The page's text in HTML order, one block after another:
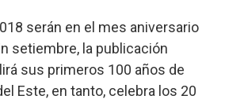
serán en el mes aniversario
setiembre, la publicación
sus primeros 100 años de
Este, en tanto, celebra los 20